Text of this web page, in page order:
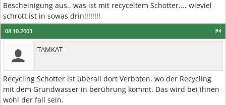
Bescheinigung aus.. was ist mit recyceltem Schotter.... wieviel
schrott ist in sowas drin!!!!!!!!
#4
08.10.2003
TAMKAT
Recycling Schotter ist überall dort Verboten, wo der Recycling
mit dem Grundwasser in berührung kommt. Das wird bei ihnen
wohl der fall sein.